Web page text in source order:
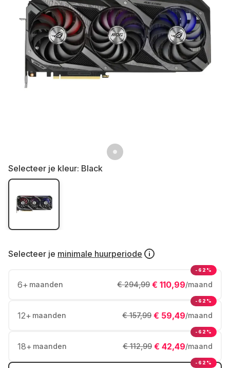
Selecteer je kleur: Black
Selecteer je minimale huurperiode
6+ maanden € 110,99/maand
€ 294,99
-62%
12+ maanden € 59,49/maand
€ 157,99
-62%
18+ maanden € 42,49/maand
€ 112,99
-62%
-62%